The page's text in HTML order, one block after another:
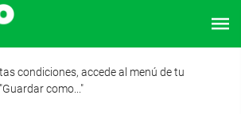
condiciones, accede al menú de tu
como..."